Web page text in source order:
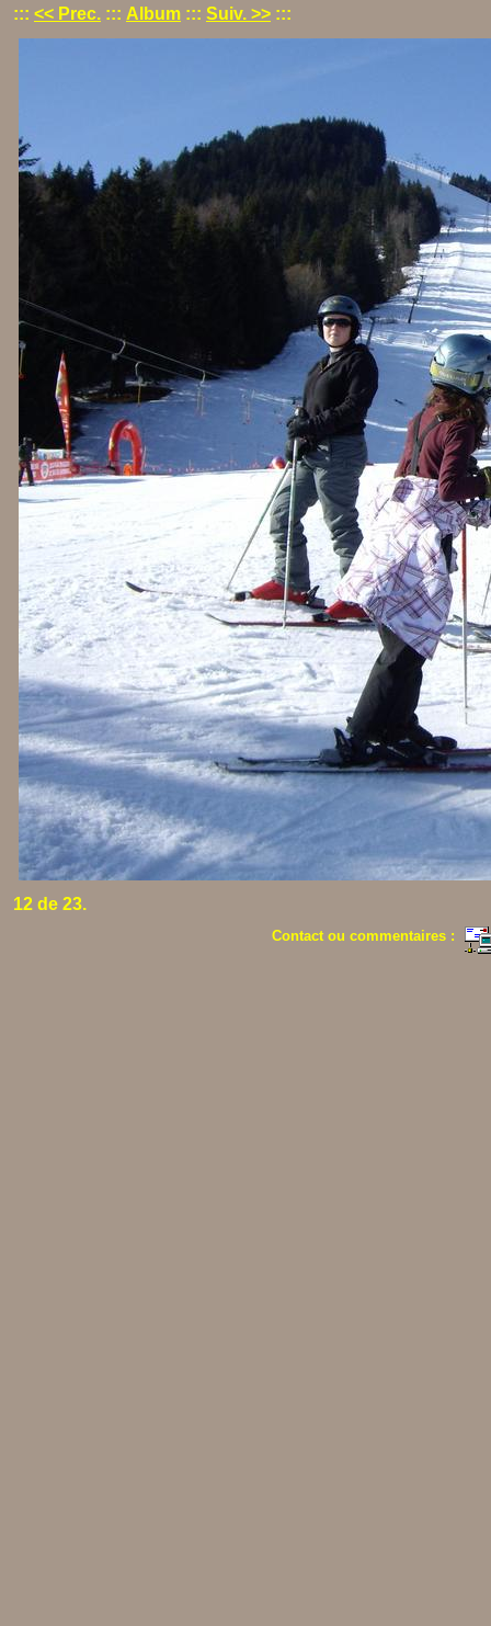
::: << Prec. ::: Album ::: Suiv. >> :::
12 de 23.
Contact ou commentaires :